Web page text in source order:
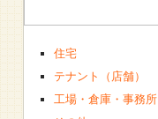
住宅
テナント（店舗）
工場・倉庫・事務所